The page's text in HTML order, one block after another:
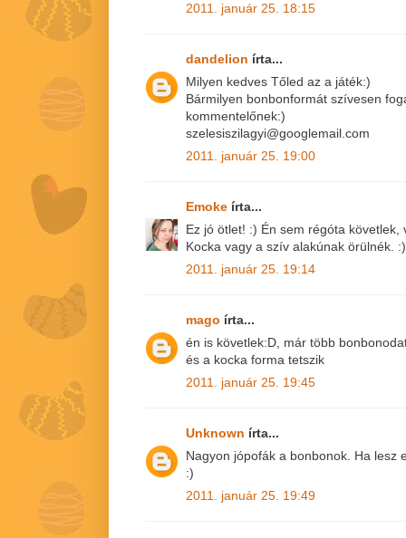
2011. január 25. 18:15
dandelion írta...
Milyen kedves Tőled az a játék:)
Bármilyen bonbonformát szívesen
kommentelőnek:)
szelesiszilagyi@googlemail.com
2011. január 25. 19:00
Emoke írta...
Ez jó ötlet! :) Én sem régóta
Kocka vagy a szív alakúnak örülnék. :)
2011. január 25. 19:14
mago írta...
én is követlek:D, már több
és a kocka forma tetszik
2011. január 25. 19:45
Unknown írta...
Nagyon jópofák a bonbonok. Ha lesz
:)
2011. január 25. 19:49